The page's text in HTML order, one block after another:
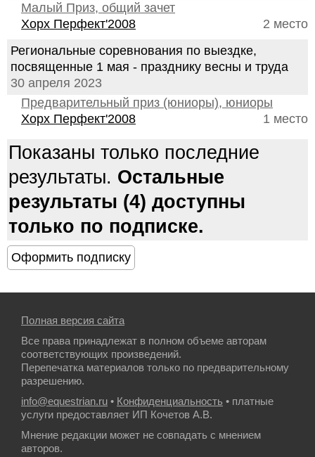
Малый Приз, общий зачет
2 место
Хорх Перфект'2008
Региональные соревнования по выездке,
посвященные 1 мая - празднику весны и труда
30 апреля 2023
Предварительный приз (юниоры), юниоры
1 место
Хорх Перфект'2008
Показаны только последние
результаты. Остальные
результаты (4) доступны
только по подписке.
Полная версия сайта
Все права принадлежат в полном объеме авторам
соответствующих произведений.
Перепечатка материалов только по предварительному
разрешению.
info@equestrian.ru • Конфиденциальность • платные
услуги предоставляет ИП Кочетов А.В.
Мнение редакции может не совпадать с мнением
авторов.